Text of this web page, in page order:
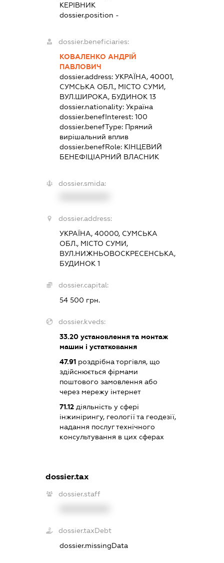
КЕРІВНИК
dossier.position -
dossier.beneficiaries:
КОВАЛЕНКО АНДРІЙ
ПАВЛОВИЧ
dossier.address:УКРАЇНА, 40001,
СУМСЬКА ОБЛ., МІСТО СУМИ,
ВУЛ.ШИРОКА, БУДИНОК 13
dossier.nationality:Україна
dossier.benefInterest:100
dossier.benefType: Прямий
вирішальний вплив
dossier.benefRole: КІНЦЕВИЙ
БЕНЕФІЦІАРНИЙ ВЛАСНИК
dossier.smida:
dossier.address:
УКРАЇНА, 40000, СУМСЬКА
ОБЛ., МІСТО СУМИ,
ВУЛ.НИЖНЬОВОСКРЕСЕНСЬКА,
БУДИНОК 1
dossier.capital:
54 500 грн.
dossier.kveds:
33.20 установлення та монтаж
машин і устатковання
47.91 роздрібна торгівля, що
здійснюється фірмами
поштового замовлення або
через мережу інтернет
71.12 діяльність у сфері
інжинірингу, геології та геодезії,
надання послуг технічного
консультування в цих сферах
dossier.tax
dossier.staff
dossier.taxDebt
dossier.missingData